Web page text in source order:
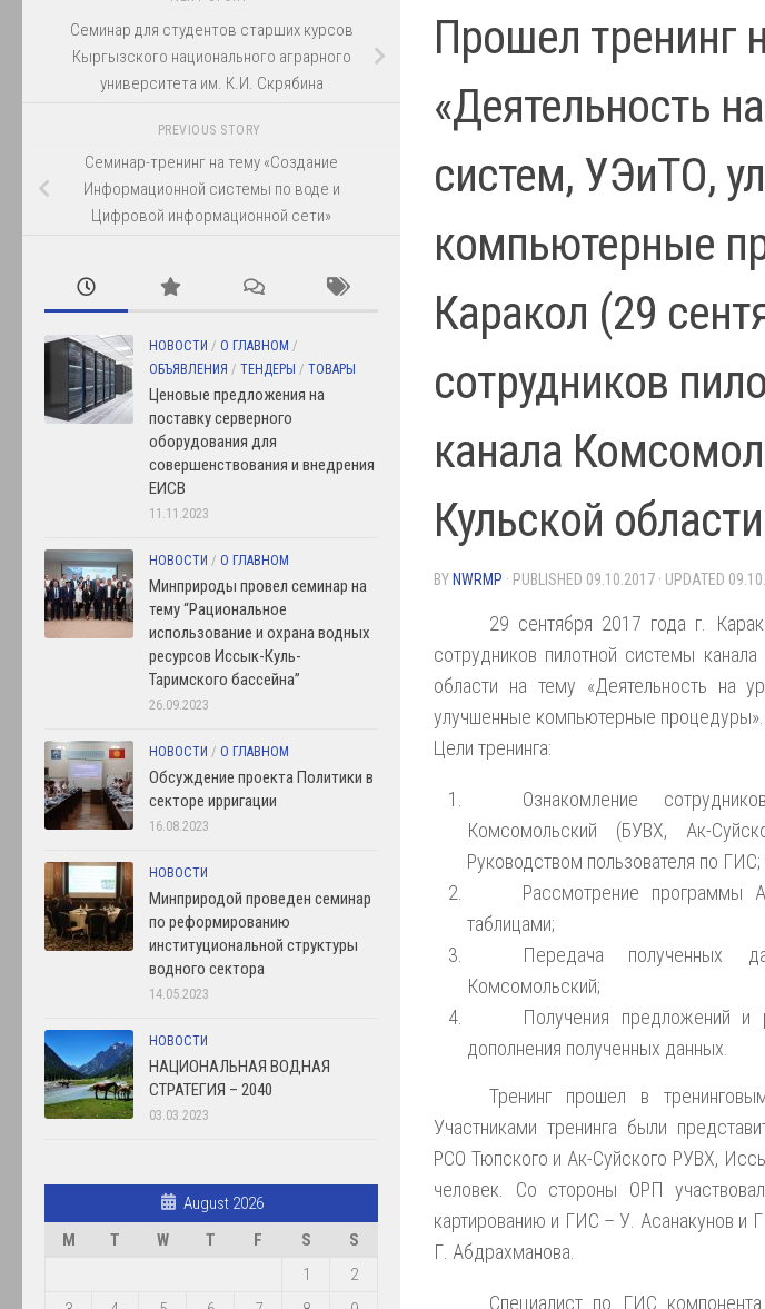
Прошел тренинг
«Деятельность
систем, УЭиТО,
компьютерные
Каракол (29
сотрудников
канала
Кульской
BY NWRMP · PUBLISHED 09.10.2017 · UPDATED
29 сентября 2017 года г.
сотрудников пилотной системы
области на тему «Деятельность на
улучшенные компьютерные процедуры».
Цели тренинга:
Ознакомление
Комсомольский (БУВХ, Ак-
Руководством пользователя по ГИС;
Рассмотрение программы
таблицами;
Передача полученных
Комсомольский;
Получения предложений и
дополнения полученных данных.
Тренинг прошел в
Участниками тренинга были
РСО Тюпского и Ак-Суйского РУВХ,
человек. Со стороны ОРП
картированию и ГИС – У. Асанакунов и
Г. Абдрахманова.
Специалист по ГИС
Семинар для студентов старших курсов
Кыргызского национального аграрного
университета им. К.И. Скрябина
PREVIOUS STORY
Семинар-тренинг на тему «Создание
Информационной системы по воде и
Цифровой информационной сети»
НОВОСТИ / О ГЛАВНОМ /
ОБЪЯВЛЕНИЯ / ТЕНДЕРЫ / ТОВАРЫ
Ценовые предложения на
поставку серверного
оборудования для
совершенствования и внедрения
ЕИСВ
11.11.2023
НОВОСТИ / О ГЛАВНОМ
Минприроды провел семинар на
тему “Рациональное
использование и охрана водных
ресурсов Иссык-Куль-
Таримского бассейна”
26.09.2023
НОВОСТИ / О ГЛАВНОМ
Обсуждение проекта Политики в
секторе ирригации
16.08.2023
НОВОСТИ
Минприродой проведен семинар
по реформированию
институциональной структуры
водного сектора
14.05.2023
НОВОСТИ
НАЦИОНАЛЬНАЯ ВОДНАЯ
СТРАТЕГИЯ – 2040
03.03.2023
August 2026
M
T W T F S
S
1
2